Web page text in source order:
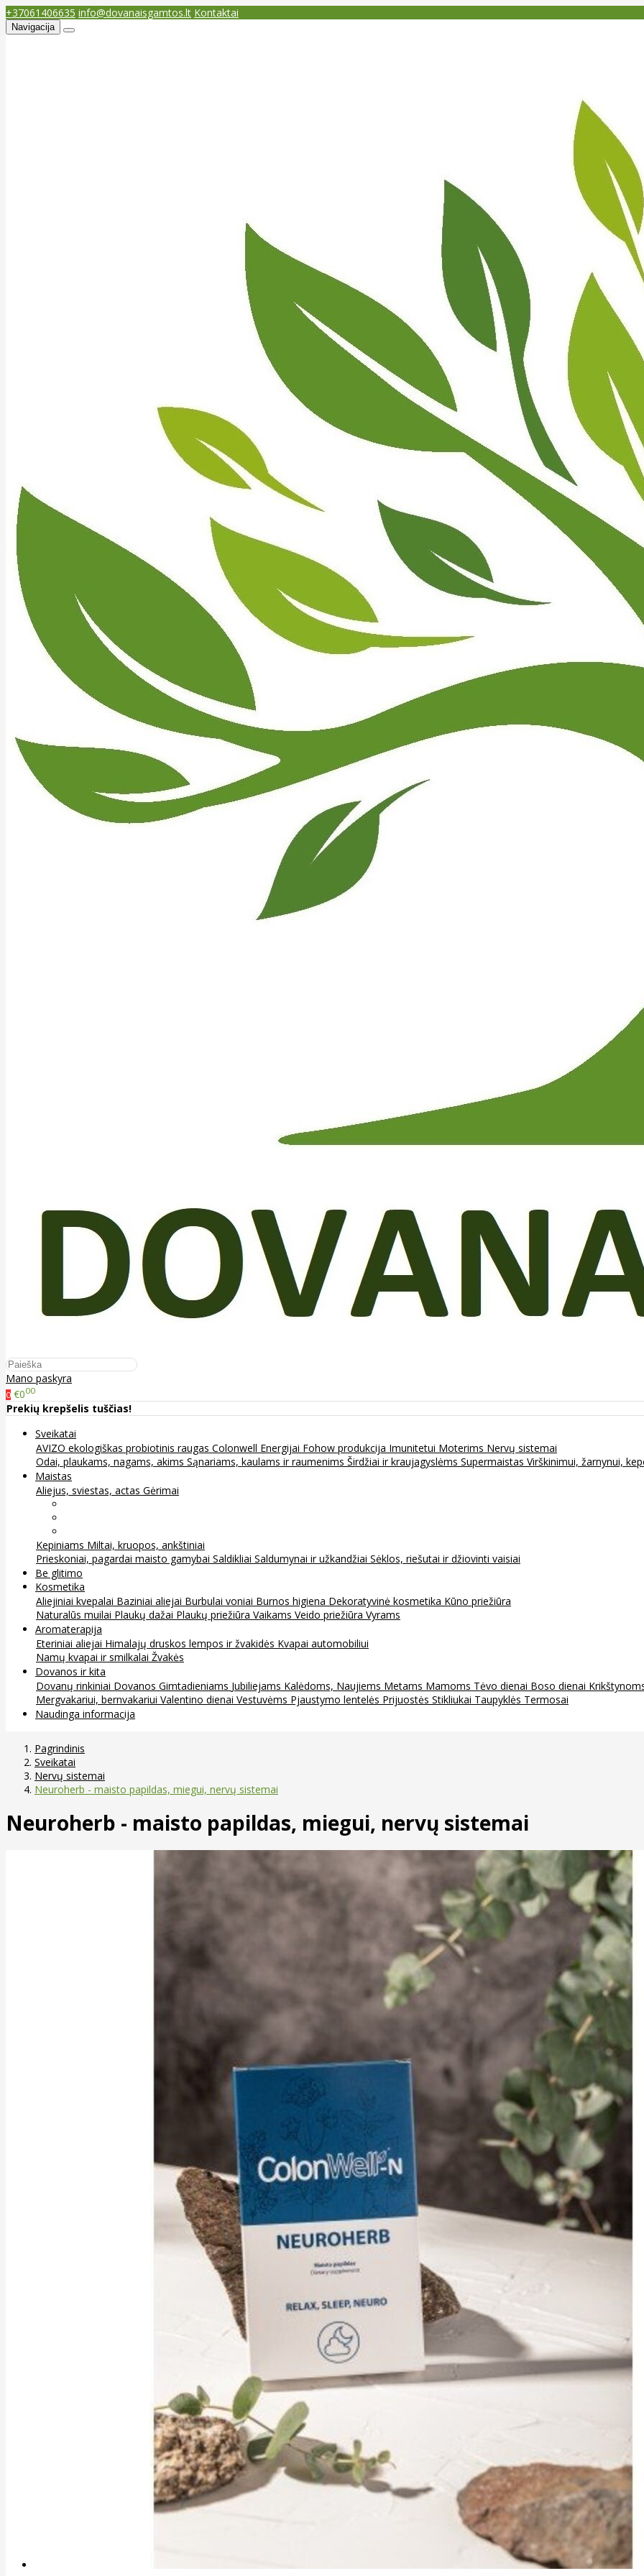
+37061406635 info@dovanaisgamtos.lt Kontaktai
Navigacija
Mano paskyra
0 €000
Prekių krepšelis tuščias!
Sveikatai
AVIZO ekologiškas probiotinis raugas Colonwell Energijai Fohow produkcija Imunitetui Moterims Nervų sistemai
Odai, plaukams, nagams, akims Sąnariams, kaulams ir raumenims Širdžiai ir kraujagyslėms Supermaistas Virškinimui, žarnynui,
Maistas
Aliejus, sviestas, actas Gėrimai
Kepiniams Miltai, kruopos, ankštiniai
Prieskoniai, pagardai maisto gamybai Saldikliai Saldumynai ir užkandžiai Sėklos, riešutai ir džiovinti vaisiai
Be glitimo
Kosmetika
Aliejiniai kvepalai Baziniai aliejai Burbulai voniai Burnos higiena Dekoratyvinė kosmetika Kūno priežiūra
Naturalūs muilai Plaukų dažai Plaukų priežiūra Vaikams Veido priežiūra Vyrams
Aromaterapija
Eteriniai aliejai Himalajų druskos lempos ir žvakidės Kvapai automobiliui
Namų kvapai ir smilkalai Žvakės
Dovanos ir kita
Dovanų rinkiniai Dovanos Gimtadieniams Jubiliejams Kalėdoms, Naujiems Metams Mamoms Tėvo dienai Boso dienai
Mergvakariui, bernvakariui Valentino dienai Vestuvėms Pjaustymo lentelės Prijuostės Stikliukai Taupyklės Termosai
Naudinga informacija
Pagrindinis
Sveikatai
Nervų sistemai
Neuroherb - maisto papildas, miegui, nervų sistemai
Neuroherb - maisto papildas, miegui, nervų sistemai